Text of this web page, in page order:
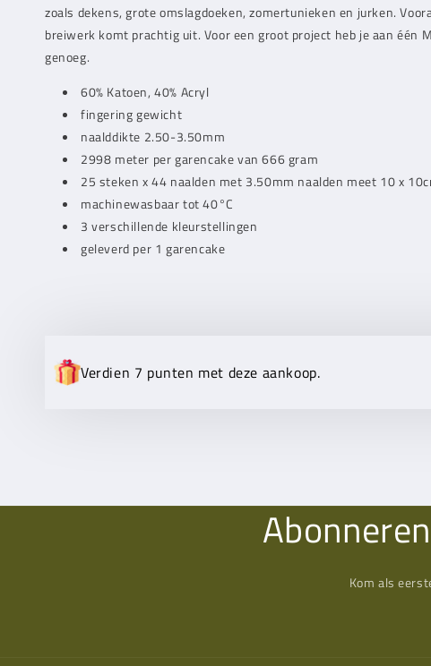
zoals dekens, grote omslagdoeken, zomertunieken en jurken.
breiwerk komt prachtig uit. Voor een groot project heb je aan één
genoeg.
60% Katoen, 40% Acryl
fingering gewicht
naalddikte 2.50-3.50mm
2998 meter per garencake van 666 gram
25 steken x 44 naalden met 3.50mm naalden meet 10 x
machinewasbaar tot 40°C
3 verschillende kleurstellingen
geleverd per 1 garencake
Verdien 7 punten met deze aankoop.
Kom als